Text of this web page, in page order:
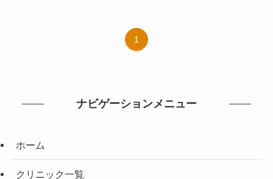
1
ナビゲーションメニュー
ホーム
クリニック一覧